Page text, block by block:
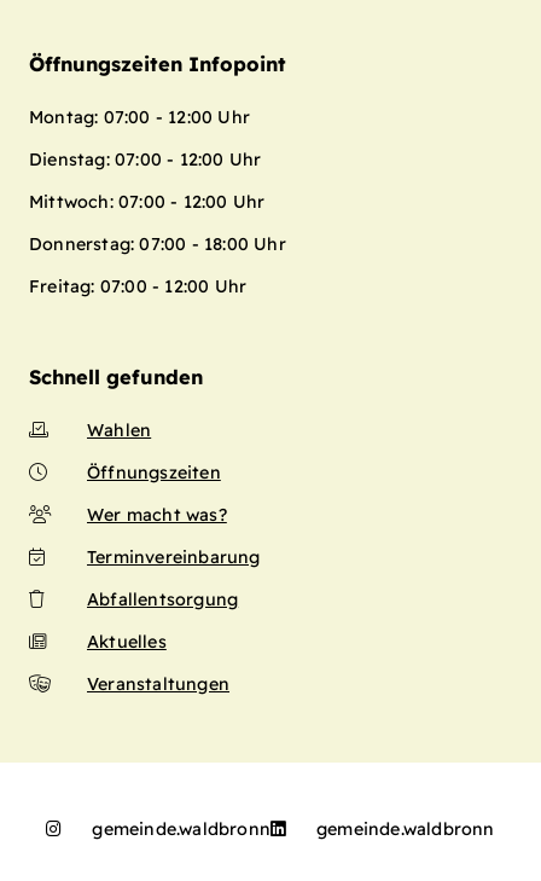
Öffnungszeiten Infopoint
Montag: 07:00 - 12:00 Uhr
Dienstag: 07:00 - 12:00 Uhr
Mittwoch: 07:00 - 12:00 Uhr
Donnerstag: 07:00 - 18:00 Uhr
Freitag: 07:00 - 12:00 Uhr
Schnell gefunden
Wahlen
Öffnungszeiten
Wer macht was?
Terminvereinbarung
Abfallentsorgung
Aktuelles
Veranstaltungen
gemeinde.waldbronn gemeinde.waldbronn